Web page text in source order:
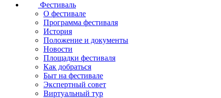
Фестиваль
О фестивале
Программа фестиваля
История
Положение и документы
Новости
Площадки фестиваля
Как добраться
Быт на фестивале
Экспертный совет
Виртуальный тур